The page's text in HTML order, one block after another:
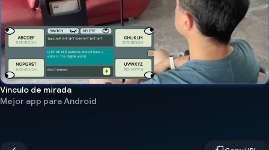
Vínculo de mirada
Mejor app para Android